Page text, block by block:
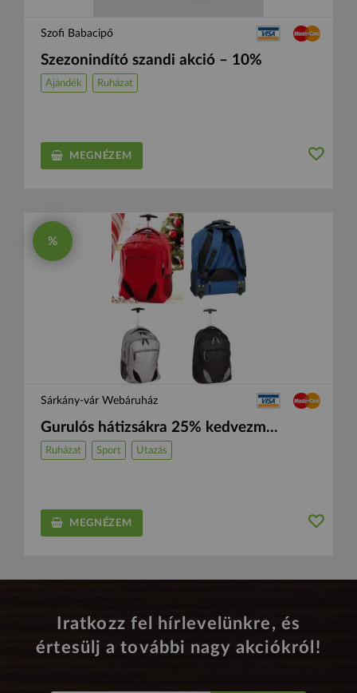
Szofi Babacipő
Szezonindító szandi akció – 10%
Ajándék Ruházat
MEGNÉZEM
%
Sárkány-vár Webáruház
Gurulós hátizsákra 25% kedvezm...
Ruházat Sport Utazás
MEGNÉZEM
Iratkozz fel hírlevelünkre, és
értesülj a további nagy akciókról!